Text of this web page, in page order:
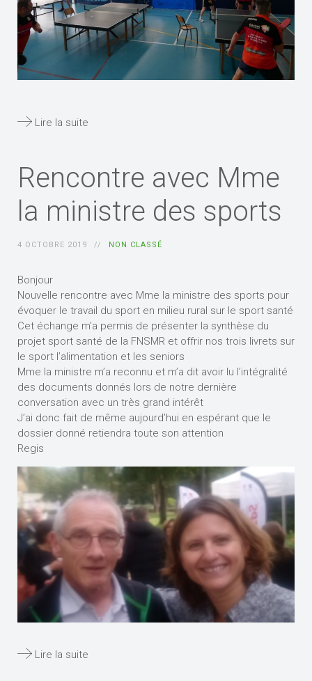
Lire la suite
Rencontre avec Mme
la ministre des sports
4 OCTOBRE 2019 NON CLASSÉ
Bonjour
Nouvelle rencontre avec Mme la ministre des sports pour
évoquer le travail du sport en milieu rural sur le sport santé
Cet échange m’a permis de présenter la synthèse du
projet sport santé de la FNSMR et offrir nos trois livrets sur
le sport l’alimentation et les seniors
Mme la ministre m’a reconnu et m’a dit avoir lu l’intégralité
des documents donnés lors de notre dernière
conversation avec un très grand intérêt
J’ai donc fait de même aujourd’hui en espérant que le
dossier donné retiendra toute son attention
Regis
Lire la suite